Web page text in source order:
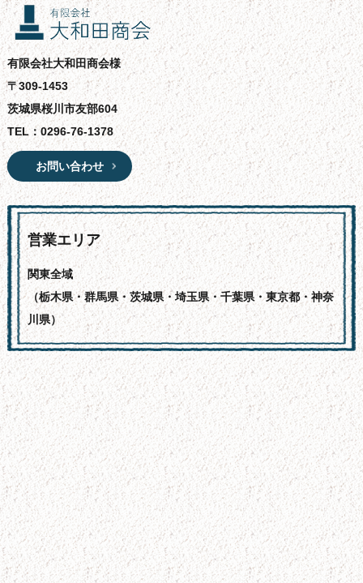
有限会社大和田商会様
〒309-1453
茨城県桜川市友部604
TEL：0296-76-1378
お問い合わせ
営業エリア
関東全域
（栃木県・群馬県・茨城県・埼玉県・千葉県・東京都・神奈
川県）